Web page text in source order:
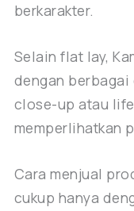
berkarakter.
Selain flat lay,
dengan
close-up atau
memperlihatkan
Cara menjual
cukup hanya